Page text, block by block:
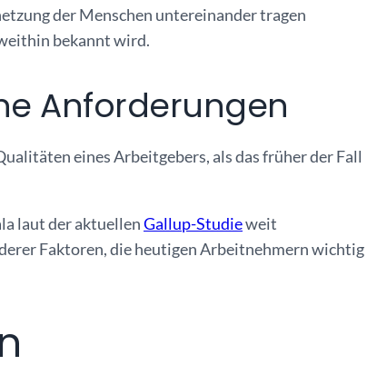
der Menschen untereinander tragen
bekannt wird.
Anforderungen
eines Arbeitgebers, als das früher der Fall
laut der aktuellenGallup-Studieweit
Faktoren, die heutigen Arbeitnehmern wichtig